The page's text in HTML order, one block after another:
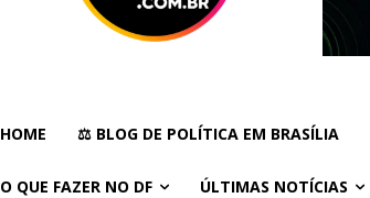
HOME ⚖️ BLOG DE POLÍTICA EM BRASÍLIA
O QUE FAZER NO DF ÚLTIMAS NOTÍCIAS